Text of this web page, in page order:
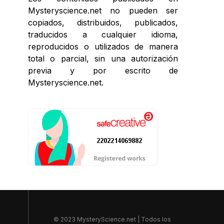
Mysteryscience.net no pueden ser
copiados, distribuidos, publicados,
traducidos a cualquier idioma,
reproducidos o utilizados de manera
total o parcial, sin una autorización
previa y por escrito de
Mysteryscience.net.
© 2023 MysteryScience.net | Todos los